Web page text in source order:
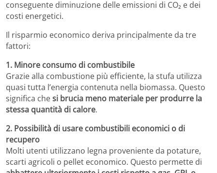
conseguente diminuzione delle emissioni di CO₂ e dei
costi energetici.
Il risparmio economico deriva principalmente da tre
fattori:
1. Minore consumo di combustibile
Grazie alla combustione più efficiente, la stufa utilizza
quasi tutta l’energia contenuta nella biomassa. Questo
significa chesi brucia meno materiale per produrre la
stessa quantità di calore.
2. Possibilità di usare combustibili economici o di
recupero
Molti utenti utilizzano legna proveniente da potature,
scarti agricoli o pellet economico. Questo permette di